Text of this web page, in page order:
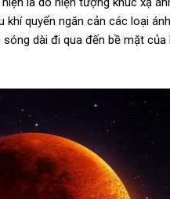
khí quyển ngăn cản các loại
dài đi qua đến bề mặt